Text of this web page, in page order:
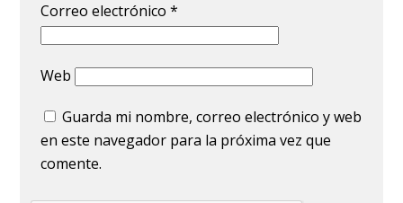
Correo electrónico*
Web
Guarda mi nombre, correo electrónico y web
en este navegador para la próxima vez que
comente.